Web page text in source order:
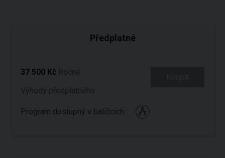
Předplatné
37 500 Kč
Program dostupný v balíčcích: